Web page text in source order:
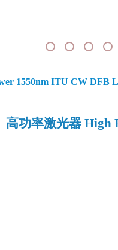
1550nm ITU CW DFB
高功率激光器 High